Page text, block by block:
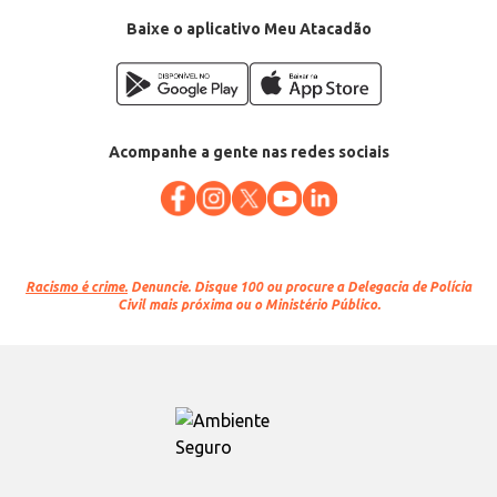
Baixe o aplicativo Meu Atacadão
Acompanhe a gente nas redes sociais
Racismo é crime. Denuncie. Disque 100 ou procure a Delegacia de Polícia
Civil mais próxima ou o Ministério Público.